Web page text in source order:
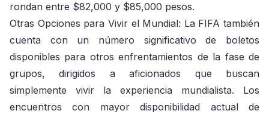
rondan entre $82,000 y $85,000 pesos.
Otras Opciones para Vivir el Mundial: La FIFA también
cuenta con un número significativo de boletos
disponibles para otros enfrentamientos de la fase de
grupos, dirigidos a aficionados que buscan
simplemente vivir la experiencia mundialista. Los
encuentros con mayor disponibilidad actual de